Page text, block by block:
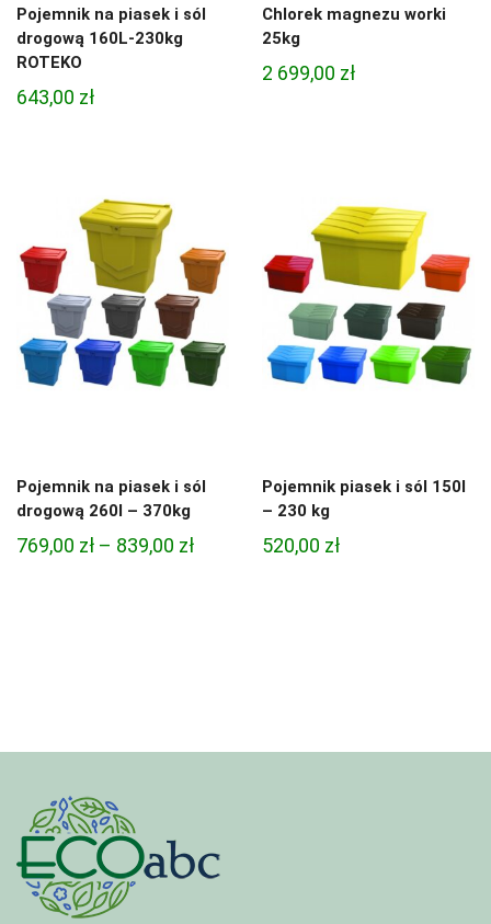
Pojemnik na piasek i sól
drogową 160L-230kg
ROTEKO
643,00 zł
Chlorek magnezu worki
25kg
2 699,00 zł
Pojemnik na piasek i sól
drogową 260l – 370kg
769,00 zł – 839,00 złZakres
Pojemnik piasek i sól 150l
– 230 kg
520,00 zł